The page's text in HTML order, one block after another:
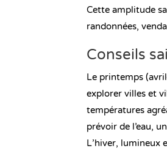
Cette amplitude
randonnées,
Conseils
Le printemps
explorer villes et
températures
prévoir de l’eau,
L’hiver, lumineux